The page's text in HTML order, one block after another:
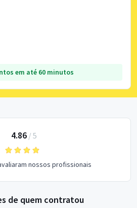
em até 60 minutos
4.86/ 5
nossos profissionais
de quem contratou